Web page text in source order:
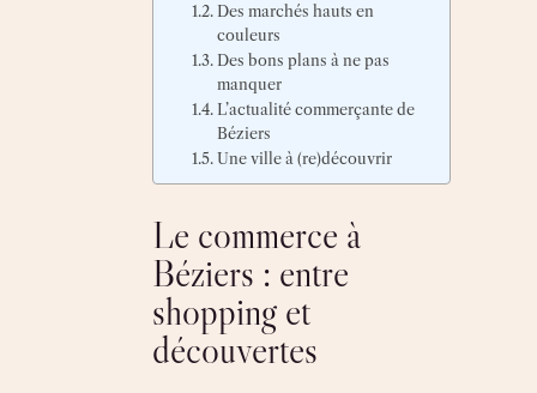
Des marchés hauts en
couleurs
Des bons plans à ne pas
manquer
L’actualité commerçante de
Béziers
Une ville à (re)découvrir
Le commerce à
Béziers : entre
shopping et
découvertes